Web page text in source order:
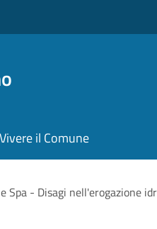
Vivere il Comune
Spa - Disagi nell'erogazione